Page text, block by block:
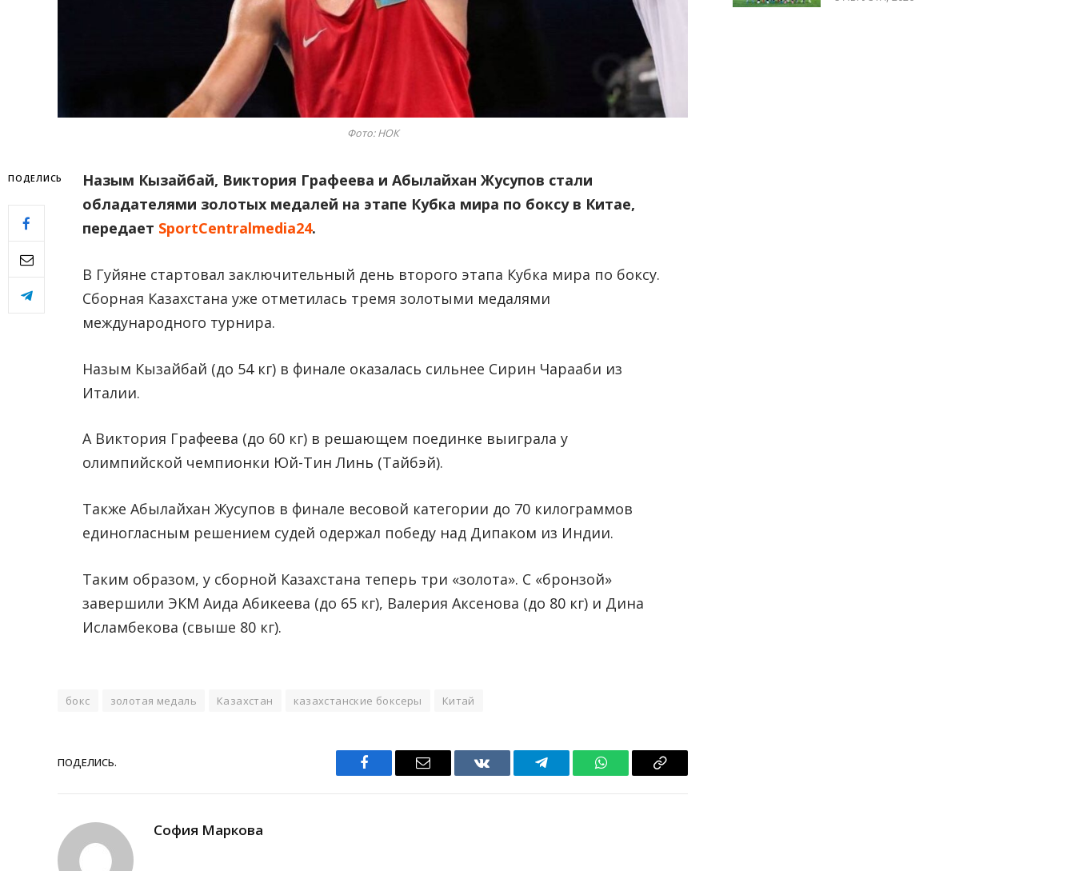
Фото: НОК
ПОДЕЛИCЬ
Назым Кызайбай, Виктория Графеева и Абылайхан Жусупов стали
обладателями золотых медалей на этапе Кубка мира по боксу в Китае,
передает SportCentralmedia24.
В Гуйяне стартовал заключительный день второго этапа Кубка мира по боксу.
Сборная Казахстана уже отметилась тремя золотыми медалями
международного турнира.
Назым Кызайбай (до 54 кг) в финале оказалась сильнее Сирин Чарааби из
Италии.
А Виктория Графеева (до 60 кг) в решающем поединке выиграла у
олимпийской чемпионки Юй-Тин Линь (Тайбэй).
Также Абылайхан Жусупов в финале весовой категории до 70 килограммов
единогласным решением судей одержал победу над Дипаком из Индии.
Таким образом, у сборной Казахстана теперь три «золота». С «бронзой»
завершили ЭКМ Аида Абикеева (до 65 кг), Валерия Аксенова (до 80 кг) и Дина
Исламбекова (свыше 80 кг).
бокс золотая медаль Казахстан казахстанские боксеры Китай
ПОДЕЛИCЬ.
Facebook Email VKontakteTelegram WhatsAppCopy
София Маркова